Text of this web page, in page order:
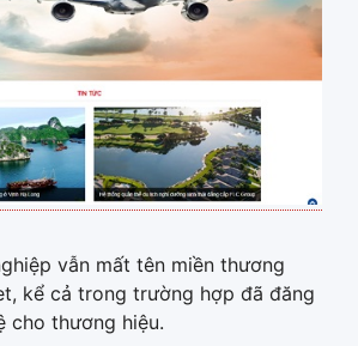
vẫn mất tên miền thương
kể cả trong trường hợp đã đăng
cho thương hiệu.